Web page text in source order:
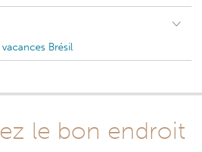
Brésil
le bon endroit